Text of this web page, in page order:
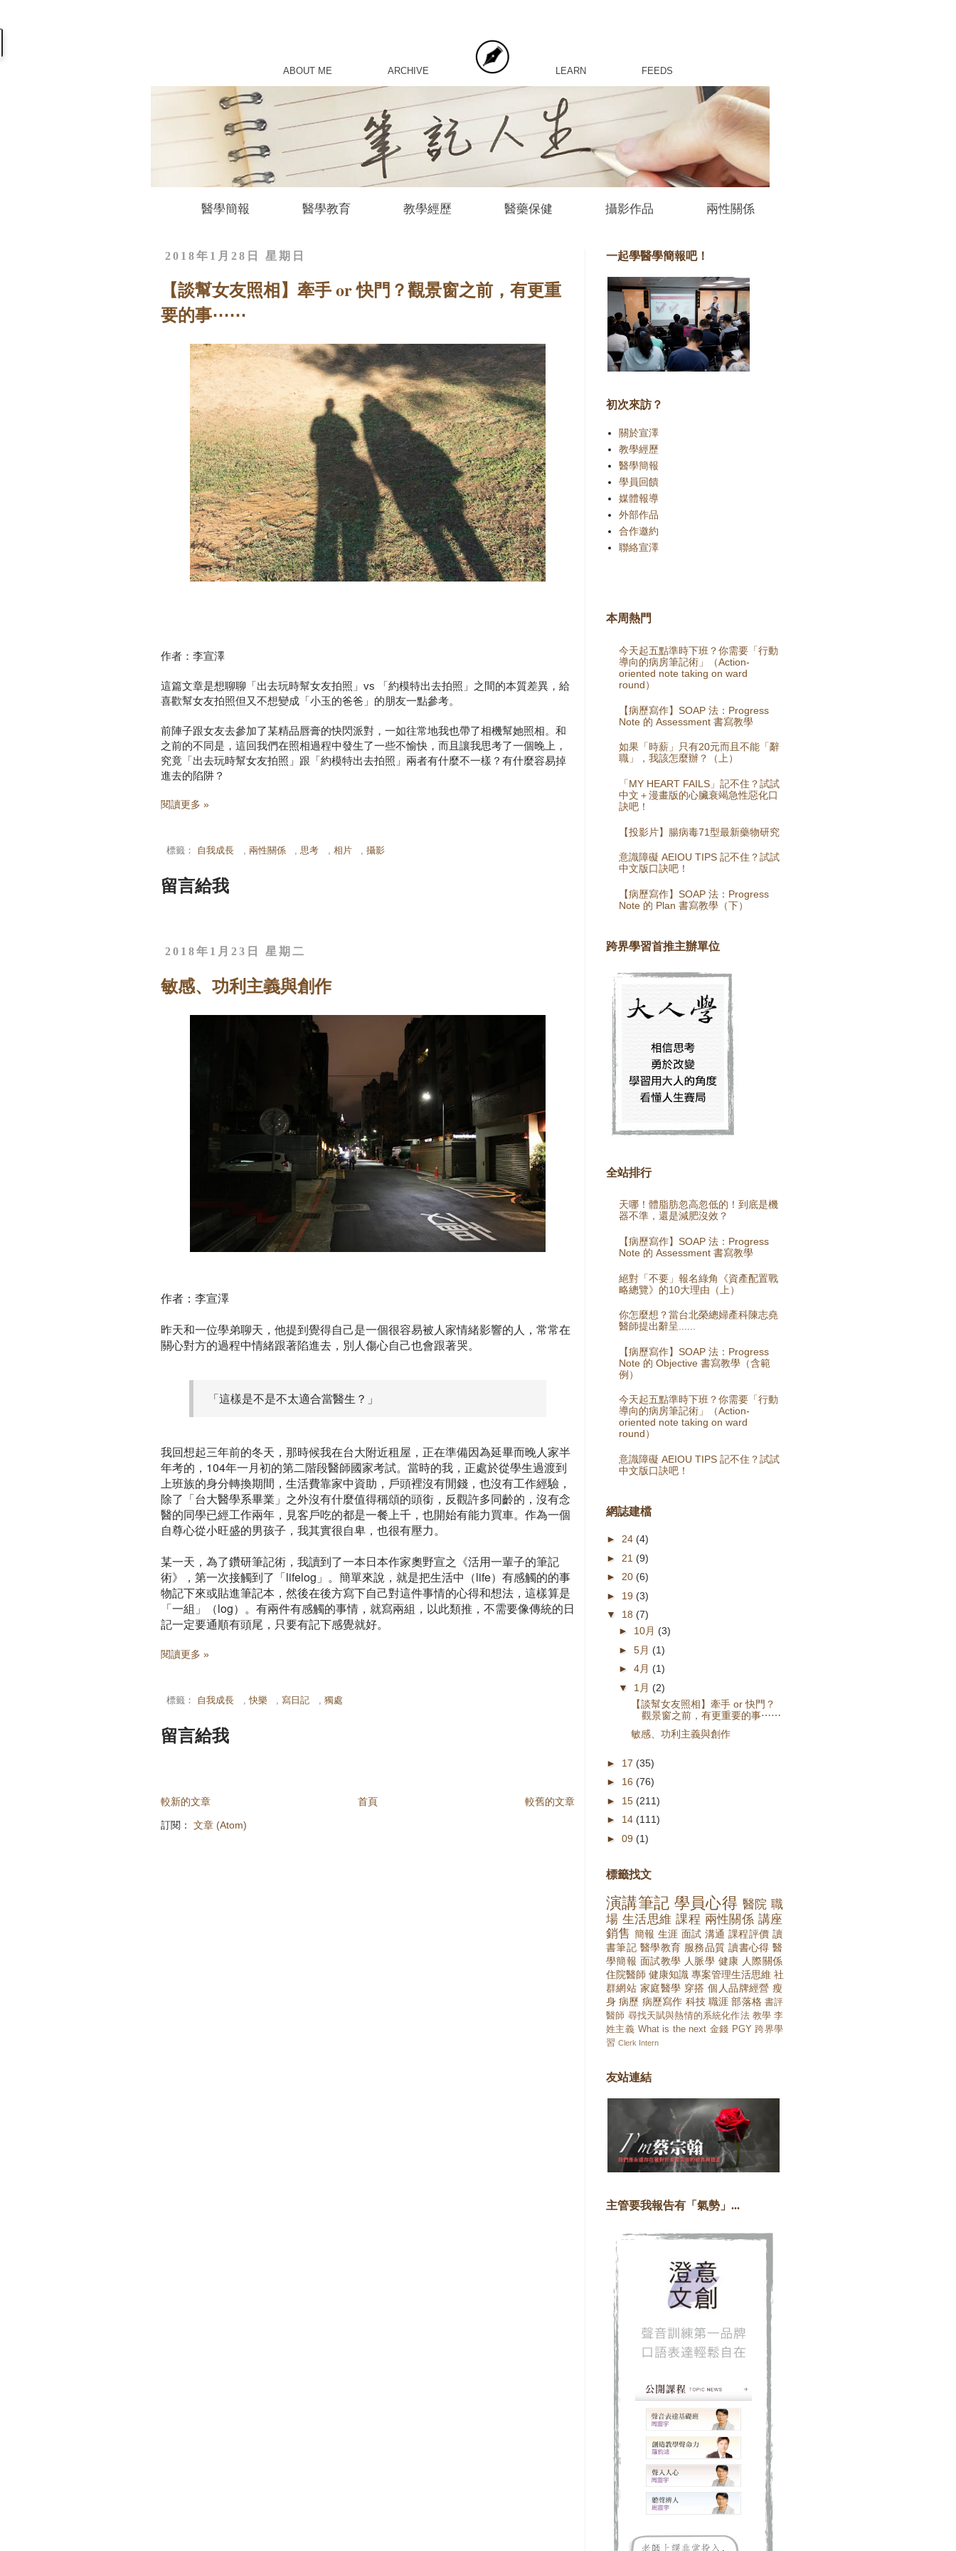
ABOUT ME ARCHIVE LEARN FEEDS
醫學簡報 醫學教育 教學經歷 醫藥保健 攝影作品 兩性關係
2018年1月28日 星期日
【談幫女友照相】牽手 or 快門？觀景窗之前，有更重
要的事⋯⋯
作者：李宣澤
這篇文章是想聊聊「出去玩時幫女友拍照」vs 「約模特出去拍照」之間的本質差異，給
喜歡幫女友拍照但又不想變成「小玉的爸爸」的朋友一點參考。
前陣子跟女友去參加了某精品唇膏的快閃派對，一如往常地我也帶了相機幫她照相。和
之前的不同是，這回我們在照相過程中發生了一些不愉快，而且讓我思考了一個晚上，
究竟「出去玩時幫女友拍照」跟「約模特出去拍照」兩者有什麼不一樣？有什麼容易掉
進去的陷阱？
閱讀更多 »
標籤： 自我成長 , 兩性關係 ,思考 , 相片 ,攝影
留言給我
2018年1月23日 星期二
敏感、功利主義與創作
作者：李宣澤
昨天和一位學弟聊天，他提到覺得自己是一個很容易被人家情緒影響的人，常常在
關心對方的過程中情緒跟著陷進去，別人傷心自己也會跟著哭。
「這樣是不是不太適合當醫生？」
我回想起三年前的冬天，那時候我在台大附近租屋，正在準備因為延畢而晚人家半
年考的，104年一月初的第二階段醫師國家考試。當時的我，正處於從學生過渡到
上班族的身分轉換期間，生活費靠家中資助，戶頭裡沒有閒錢，也沒有工作經驗，
除了「台大醫學系畢業」之外沒有什麼值得稱頌的頭銜，反觀許多同齡的，沒有念
醫的同學已經工作兩年，見客戶吃的都是一餐上千，也開始有能力買車。作為一個
自尊心從小旺盛的男孩子，我其實很自卑，也很有壓力。
某一天，為了鑽研筆記術，我讀到了一本日本作家奧野宣之《活用一輩子的筆記
術》，第一次接觸到了「lifelog」。簡單來說，就是把生活中（life）有感觸的的事
物記下來或貼進筆記本，然後在後方寫下自己對這件事情的心得和想法，這樣算是
「一組」（log）。有兩件有感觸的事情，就寫兩組，以此類推，不需要像傳統的日
記一定要通順有頭尾，只要有記下感覺就好。
閱讀更多 »
標籤： 自我成長 ,快樂 ,寫日記 獨處
留言給我
較新的文章 較舊的文章
首頁
訂閱： 文章 (Atom)
一起學醫學簡報吧！
初次來訪？
關於宣澤
教學經歷
醫學簡報
學員回饋
媒體報導
外部作品
合作邀約
聯絡宣澤
本周熱門
今天起五點準時下班？你需要「行動
導向的病房筆記術」（Action-
oriented note taking on ward
round）
【病歷寫作】SOAP 法：Progress
Note 的 Assessment 書寫教學
如果「時薪」只有20元而且不能「辭
職」，我該怎麼辦？（上）
「MY HEART FAILS」記不住？試試
中文＋漫畫版的心臟衰竭急性惡化口
訣吧！
【投影片】腸病毒71型最新藥物研究
意識障礙 AEIOU TIPS 記不住？試試
中文版口訣吧！
【病歷寫作】SOAP 法：Progress
Note 的 Plan 書寫教學（下）
跨界學習首推主辦單位
全站排行
天哪！體脂肪忽高忽低的！到底是機
器不準，還是減肥沒效？
【病歷寫作】SOAP 法：Progress
Note 的 Assessment 書寫教學
絕對「不要」報名綠角《資產配置戰
略總覽》的10大理由（上）
你怎麼想？當台北榮總婦產科陳志堯
醫師提出辭呈......
【病歷寫作】SOAP 法：Progress
Note 的 Objective 書寫教學（含範
例）
今天起五點準時下班？你需要「行動
導向的病房筆記術」（Action-
oriented note taking on ward
round）
意識障礙 AEIOU TIPS 記不住？試試
中文版口訣吧！
網誌建檔
► 24 (4)
► 21 (9)
► 20 (6)
► 19 (3)
▼ 18 (7)
► 10月 (3)
► 5月 (1)
► 4月 (1)
▼ 1月 (2)
【談幫女友照相】牽手 or 快門？
觀景窗之前，有更重要的事⋯⋯
敏感、功利主義與創作
► 17 (35)
► 16 (76)
► 15 (211)
► 14 (111)
► 09 (1)
標籤找文
演講筆記 學員心得 醫院 職
場 生活思維 課程 兩性關係 講座
銷售 簡報 生涯 面試 溝通 課程評價 讀
書筆記 醫學教育 服務品質 讀書心得 醫
學簡報 面試教學 人脈學 健康 人際關係
住院醫師 健康知識 專案管理生活思維 社
群網站 家庭醫學 穿搭 個人品牌經營 瘦
身 病歷 病歷寫作 科技 職涯 部落格 書評
醫師 尋找天賦與熱情的系統化作法 教學 李
姓主義 What is the next 金錢 PGY 跨界學
習 Clerk Intern
友站連結
主管要我報告有「氣勢」...